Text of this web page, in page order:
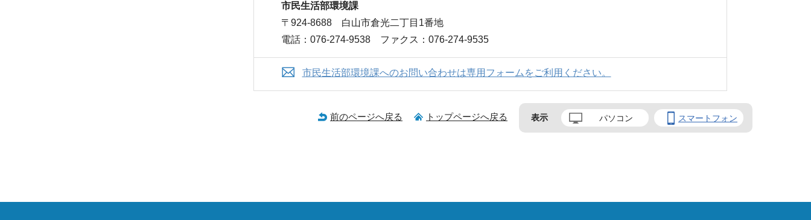
市民生活部環境課
〒924-8688 白山市倉光二丁目1番地
電話：076-274-9538 ファクス：076-274-9535
市民生活部環境課へのお問い合わせは専用フォームをご利用ください。
前のページへ戻る トップページへ戻る 表示 パソコン スマートフォン